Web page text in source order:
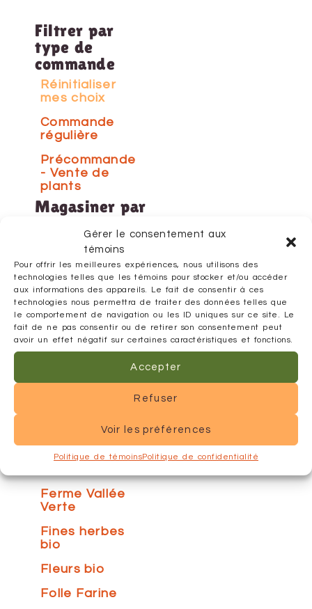
Gérer le consentement aux
témoins
Pour offrir les meilleures expériences, nous utilisons des
technologies telles que les témoins pour stocker et/ou accéder
aux informations des appareils. Le fait de consentir à ces
technologies nous permettra de traiter des données telles que
le comportement de navigation ou les ID uniques sur ce site. Le
fait de ne pas consentir ou de retirer son consentement peut
avoir un effet négatif sur certaines caractéristiques et fonctions.
Accepter
Refuser
Voir les préférences
Politique de témoinsPolitique de confidentialité
Filtrer par
type de
commande
Commande
régulière
Précommande
- Vente de
plants
Réinitialiser
mes choix
Magasiner par
Alexis et
Propolis
Arbres
fruitiers
Cuisine de la
Érablière du
Ferme Vallée
Verte
Fines herbes
bio
Fleurs bio
Folle Farine
Réinitialiser
mes choix